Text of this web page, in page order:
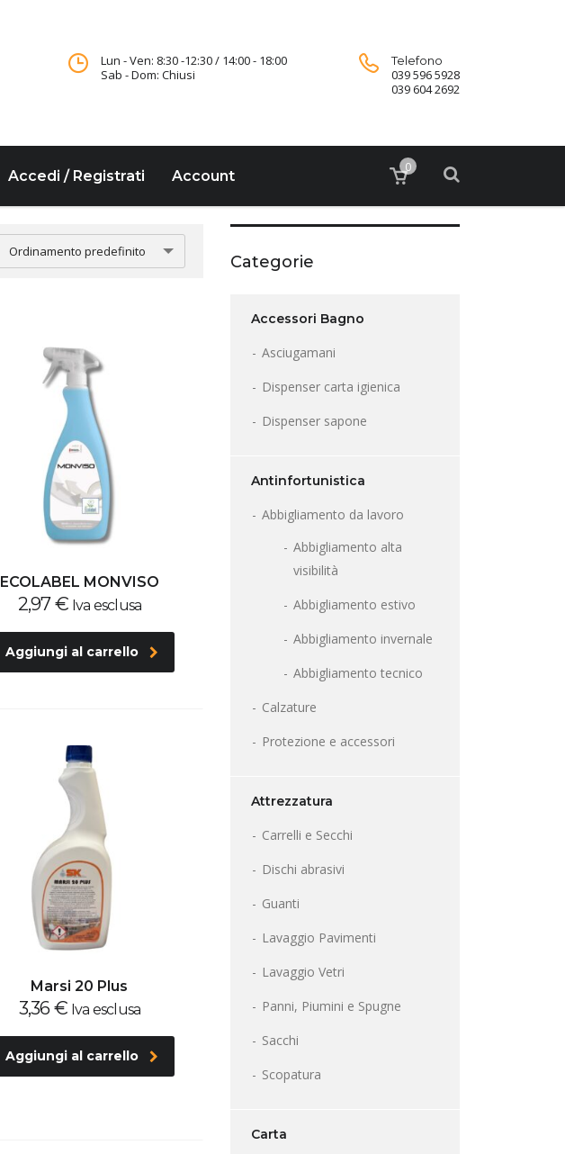
Lun - Ven: 8:30 -12:30 / 14:00 - 18:00
Sab - Dom: Chiusi
Telefono
039 596 5928
039 604 2692
Accedi / Registrati Account
0
Ordinamento predefinito
ECOLABEL MONVISO
2,97€ Iva esclusa
Aggiungi al carrello
Marsi 20 Plus
3,36 € Iva esclusa
Aggiungi al carrello
Categorie
Accessori Bagno
Asciugamani
Dispenser carta igienica
Dispenser sapone
Antinfortunistica
Abbigliamento da lavoro
Abbigliamento alta
visibilità
Abbigliamento estivo
Abbigliamento invernale
Abbigliamento tecnico
Calzature
Protezione e accessori
Attrezzatura
Carrelli e Secchi
Dischi abrasivi
Guanti
Lavaggio Pavimenti
Lavaggio Vetri
Panni, Piumini e Spugne
Sacchi
Scopatura
Carta